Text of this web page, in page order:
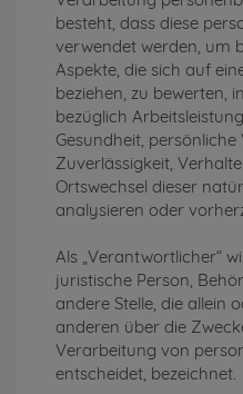
besteht, dass diese
verwendet werden, um
Aspekte, die sich auf
beziehen, zu bewerten,
bezüglich
Gesundheit, persönliche
Zuverlässigkeit,
Ortswechsel dieser
analysieren oder
Als „Verantwortlicher“
juristische Person,
andere Stelle, die allein
anderen über die
Verarbeitung von
entscheidet, bezeichnet.